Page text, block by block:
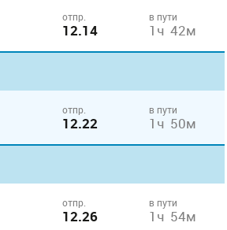
отпр.
12.14
в пути
1ч 42м
отпр.
12.22
в пути
1ч 50м
отпр.
12.26
в пути
1ч 54м